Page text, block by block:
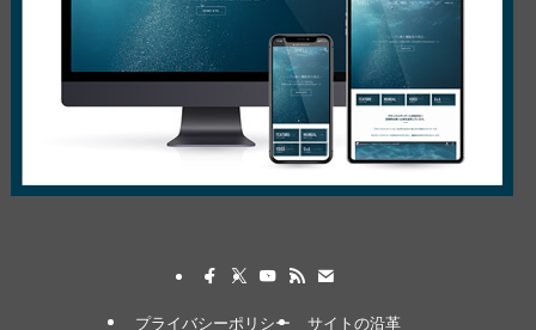
プライバシーポリシー サイトの沿革